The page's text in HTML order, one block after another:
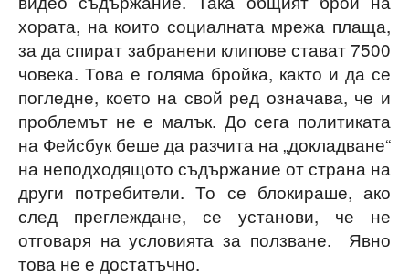
хората, на които социалната мрежа плаща,
за да спират забранени клипове стават 7500
човека. Това е голяма бройка, както и да се
погледне, което на свой ред означава, че и
проблемът не е малък. До сега политиката
на Фейсбук беше да разчита на „докладване“
на неподходящото съдържание от страна на
други потребители. То се блокираше, ако
след преглеждане, се установи, че не
отговаря на условията за ползване. Явно
това не е достатъчно.